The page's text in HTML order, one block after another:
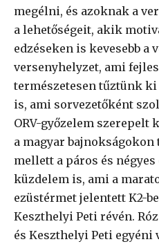
megélni, és azoknak a
a lehetőségeit, akik
edzéseken is kevesebb a
versenyhelyzet, ami
természetesen tűztünk
is, ami sorvezetőként
ORV-győzelem szerepelt
a magyar bajnokságokon
mellett a páros és
küzdelem is, ami a
ezüstérmet jelentett K2-
Keszthelyi Peti révén.
és Keszthelyi Peti egyéni